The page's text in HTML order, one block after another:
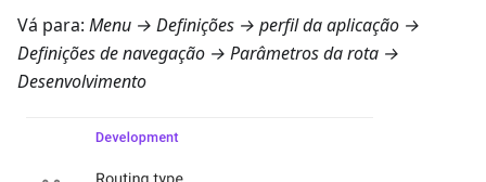
Vá para: Menu → Definições → perfil da aplicação →
Definições de navegação → Parâmetros da rota →
Desenvolvimento